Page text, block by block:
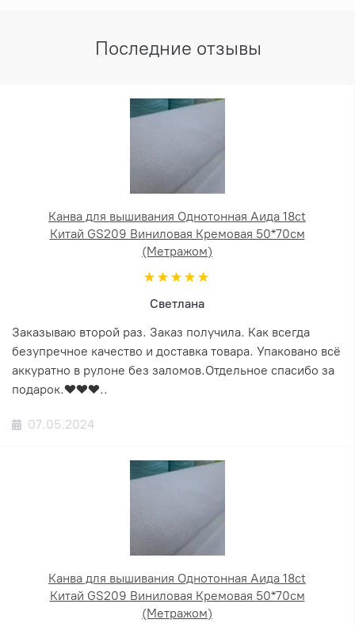
Последние отзывы
Канва для вышивания Однотонная Аида 18ct
Китай GS209 Виниловая Кремовая 50*70см
(Метражом)
Светлана
Заказываю второй раз. Заказ получила. Как всегда
безупречное качество и доставка товара. Упаковано всё
аккуратно в рулоне без заломов.Отдельное спасибо за
подарок.❤️❤️❤️..
07.05.2024
Канва для вышивания Однотонная Аида 18ct
Китай GS209 Виниловая Кремовая 50*70см
(Метражом)